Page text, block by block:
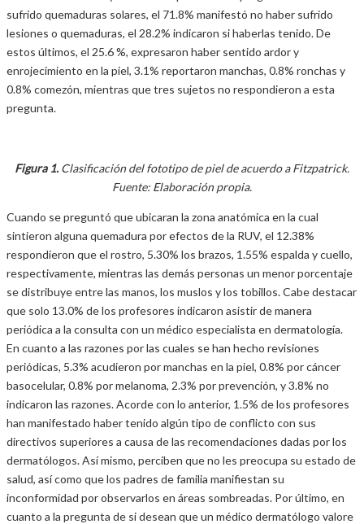
sufrido quemaduras solares, el 71.8% manifestó no haber sufrido
lesiones o quemaduras, el 28.2% indicaron si haberlas tenido. De
estos últimos, el 25.6 %, expresaron haber sentido ardor y
enrojecimiento en la piel, 3.1% reportaron manchas, 0.8% ronchas y
0.8% comezón, mientras que tres sujetos no respondieron a esta
pregunta.
Figura 1. Clasificación del fototipo de piel de acuerdo a Fitzpatrick.
Fuente: Elaboración propia.
Cuando se preguntó que ubicaran la zona anatómica en la cual
sintieron alguna quemadura por efectos de la RUV, el 12.38%
respondieron que el rostro, 5.30% los brazos, 1.55% espalda y cuello,
respectivamente, mientras las demás personas un menor porcentaje
se distribuye entre las manos, los muslos y los tobillos. Cabe destacar
que solo 13.0% de los profesores indicaron asistir de manera
periódica a la consulta con un médico especialista en dermatología.
En cuanto a las razones por las cuales se han hecho revisiones
periódicas, 5.3% acudieron por manchas en la piel, 0.8% por cáncer
basocelular, 0.8% por melanoma, 2.3% por prevención, y 3.8% no
indicaron las razones. Acorde con lo anterior, 1.5% de los profesores
han manifestado haber tenido algún tipo de conflicto con sus
directivos superiores a causa de las recomendaciones dadas por los
dermatólogos. Así mismo, perciben que no les preocupa su estado de
salud, así como que los padres de familia manifiestan su
inconformidad por observarlos en áreas sombreadas. Por último, en
cuanto a la pregunta de si desean que un médico dermatólogo valore